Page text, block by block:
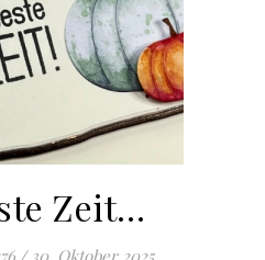
Zeit…
/ 30. Oktober 2025